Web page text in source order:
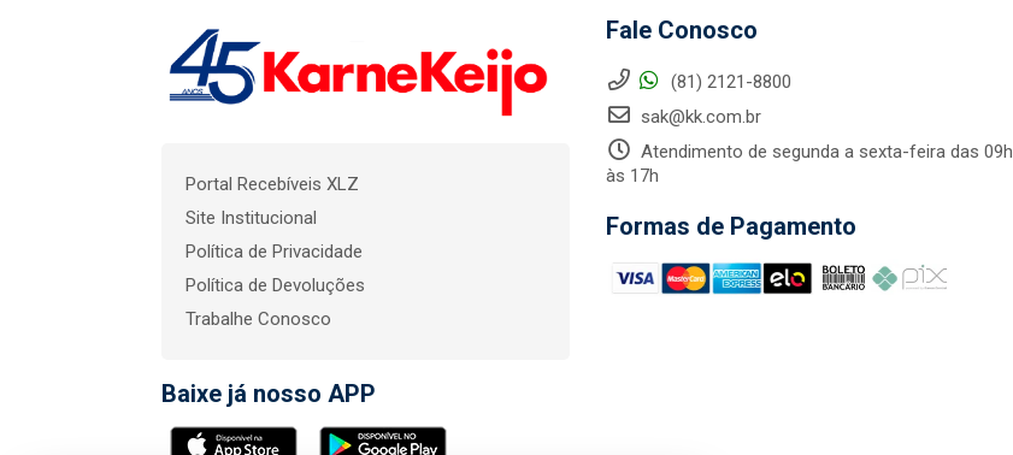
Portal Recebíveis XLZ
Site Institucional
Política de Privacidade
Política de Devoluções
Trabalhe Conosco
Baixe já nosso APP
Fale Conosco
(81) 2121-8800
sak@kk.com.br
Atendimento de segunda a sexta-feira das 09h
às 17h
Formas de Pagamento